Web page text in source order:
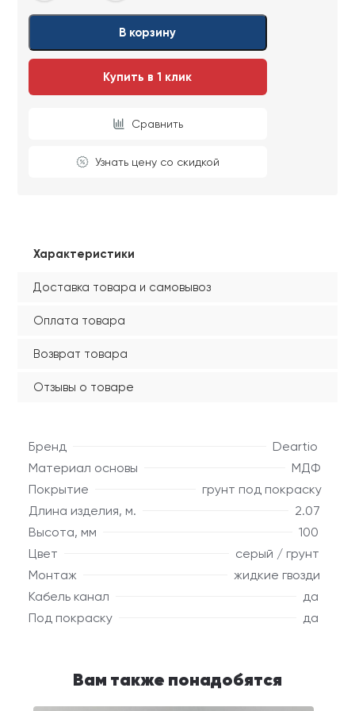
В корзину
Купить в 1 клик
Сравнить
Узнать цену со скидкой
Характеристики
Доставка товара и самовывоз
Оплата товара
Возврат товара
Отзывы о товаре
Бренд
Deartio
Материал основы
МДФ
Покрытие
грунт под покраску
Длина изделия, м.
2.07
Высота, мм
100
Цвет
серый / грунт
Монтаж
жидкие гвозди
Кабель канал
да
Под покраску
да
Вам также понадобятся